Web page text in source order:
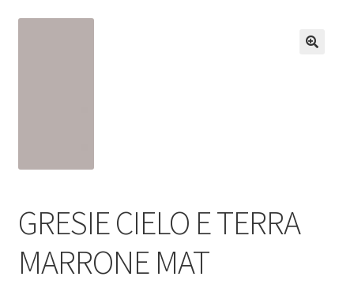
Contact
Plata si Livrare
Politică de confidențialitate
GRESIE CIELO E TERRA
MARRONE MAT